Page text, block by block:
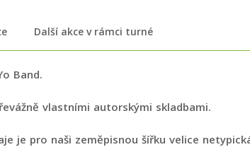
Další akce v rámci turné
Band.
vlastními autorskými skladbami.
je pro naši zeměpisnou šířku velice